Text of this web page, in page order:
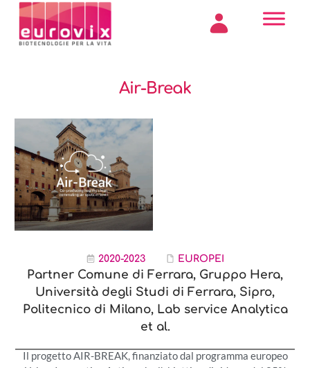
Air-Break
2020-2023 EUROPEI
Partner Comune di Ferrara, Gruppo Hera,
Università degli Studi di Ferrara, Sipro,
Politecnico di Milano, Lab service Analytica
et al.
Il progetto AIR-BREAK, finanziato dal programma europeo